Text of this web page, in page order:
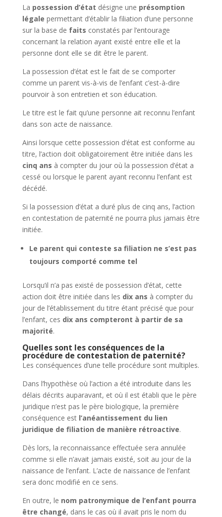
La possession d’état désigne une présomption
légale permettant d’établir la filiation d’une personne
sur la base de faits constatés par l’entourage
concernant la relation ayant existé entre elle et la
personne dont elle se dit être le parent.
La possession d’état est le fait de se comporter
comme un parent vis-à-vis de l’enfant c’est-à-dire
pourvoir à son entretien et son éducation.
Le titre est le fait qu’une personne ait reconnu l’enfant
dans son acte de naissance.
Ainsi lorsque cette possession d’état est conforme au
titre, l’action doit obligatoirement être initiée dans les
cinq ans à compter du jour où la possession d’état a
cessé ou lorsque le parent ayant reconnu l’enfant est
décédé.
Si la possession d’état a duré plus de cinq ans, l’action
en contestation de paternité ne pourra plus jamais être
initiée.
Le parent qui conteste sa filiation ne s’est pas
toujours comporté comme tel
Lorsqu’il n’a pas existé de possession d’état, cette
action doit être initiée dans les dix ans à compter du
jour de l’établissement du titre étant précisé que pour
l’enfant, ces dix ans compteront à partir de sa
majorité.
Quelles sont les conséquences de la
procédure de contestation de paternité?
Les conséquences d’une telle procédure sont multiples.
Dans l’hypothèse où l’action a été introduite dans les
délais décrits auparavant, et où il est établi que le père
juridique n’est pas le père biologique, la première
conséquence est l’anéantissement du lien
juridique de filiation de manière rétroactive.
Dès lors, la reconnaissance effectuée sera annulée
comme si elle n’avait jamais existé, soit au jour de la
naissance de l’enfant. L’acte de naissance de l’enfant
sera donc modifié en ce sens.
En outre, le nom patronymique de l’enfant pourra
être changé, dans le cas où il avait pris le nom du